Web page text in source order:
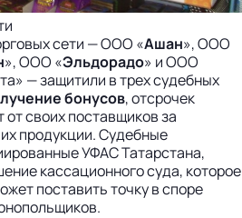
сети — ООО «Ашан», ООО
», ООО «Эльдорадо» и ООО
— защитили в трех судебных
бонусов, отсрочек
от своих поставщиков за
продукции. Судебные
УФАС Татарстана,
кассационного суда, которое
поставить точку в споре